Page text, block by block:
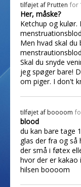
tilføjet af Prutten for
Her, måske?
Ketchup og
Men hvad skal
Skal du snyde
jeg spøger bare!
om piger. I don't
tilføjet af boooom
blood
du kan bare tage
glas der fra og
der små i føtex
hvor der er kakao
hilsen boooom